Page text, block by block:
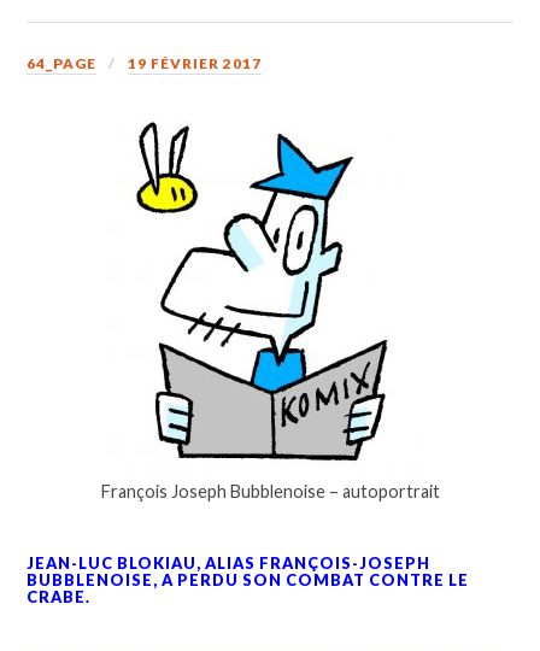
64_PAGE 19 FÉVRIER 2017
François Joseph Bubblenoise – autoportrait
JEAN-LUC BLOKIAU, ALIAS FRANÇOIS-JOSEPH
BUBBLENOISE, A PERDU SON COMBAT CONTRE LE
CRABE.